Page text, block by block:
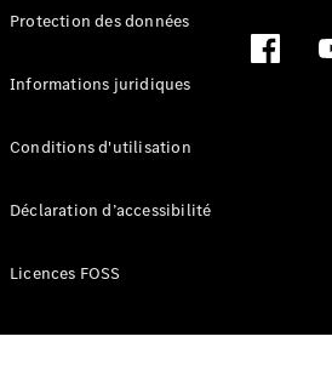
Protection des données
Informations juridiques
Conditions d'utilisation
Déclaration d’accessibilité
Licences FOSS